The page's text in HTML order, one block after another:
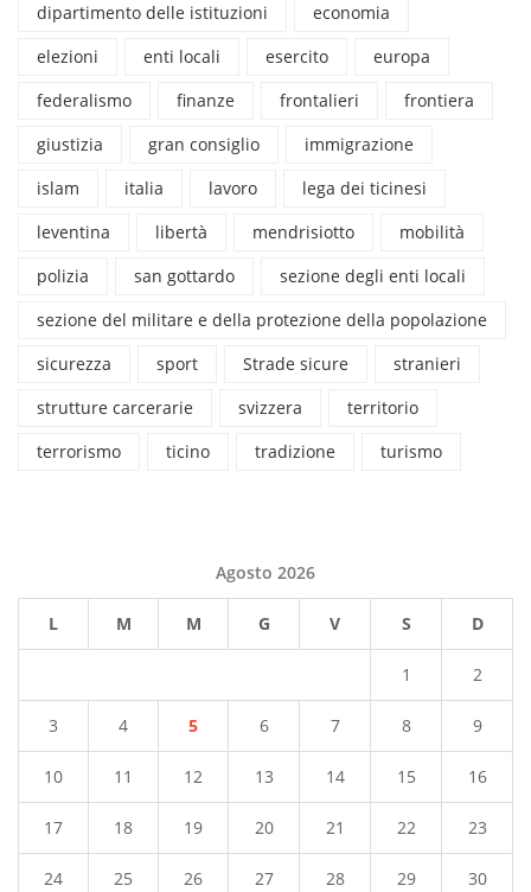
dipartimento delle istituzioni
economia
elezioni
enti locali esercito
europa
federalismo
finanze frontalieri
frontiera
giustizia
gran consiglio
immigrazione
islam
italia lavoro
lega dei ticinesi
leventina
libertà mendrisiotto
mobilità
polizia
san gottardo
sezione degli enti locali
sezione del militare e della protezione della popolazione
sicurezza
sport Strade sicure
stranieri
strutture carcerarie
svizzera
territorio
terrorismo
ticino tradizione turismo
Agosto 2026
L M M G V S D
1 2
3 4 5 6 7 8 9
10 11 12 13 14 15 16
17 18 19 20 21 22 23
24 25 26 27 28 29 30